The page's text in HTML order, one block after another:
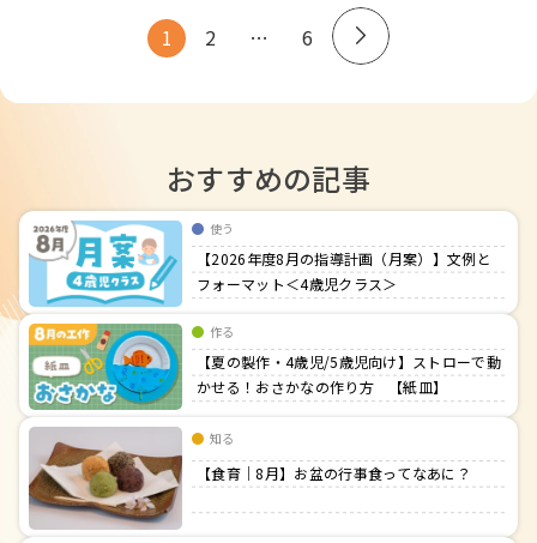
の
ー
ジ
り
1 2 … 6
おすすめの記事
使う
【2026年度8月の指導計画（月案）】文例と
フォーマット＜4歳児クラス＞
作る
【夏の製作・4歳児/5歳児向け】ストローで動
かせる！おさかなの作り方 【紙皿】
知る
【食育｜8月】お盆の行事食ってなあに？